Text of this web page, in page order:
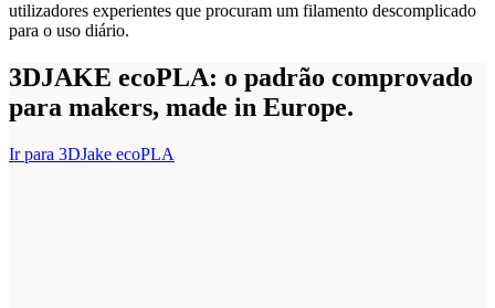
utilizadores experientes que procuram um filamento descomplicado
para o uso diário.
3DJAKE ecoPLA: o padrão comprovado
para makers, made in Europe.
Ir para 3DJake ecoPLA